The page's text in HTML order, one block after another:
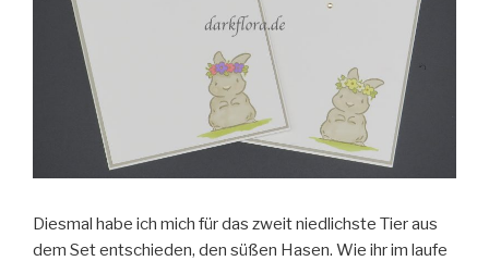
Diesmal habe ich mich für das zweit niedlichste Tier aus
dem Set entschieden, den süßen Hasen. Wie ihr im laufe